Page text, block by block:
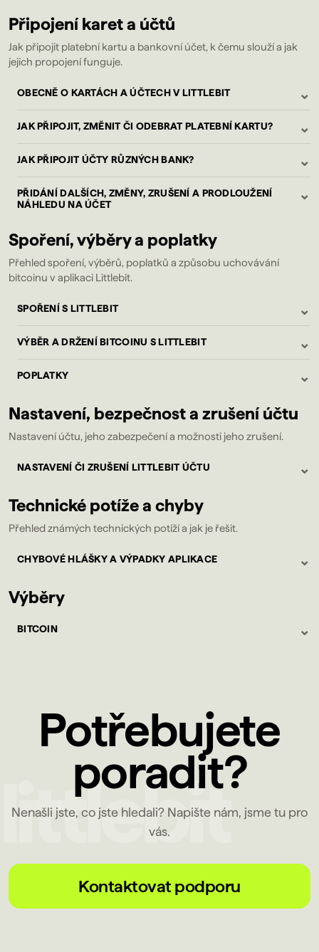
Připojení karet a účtů
Jak připojit platební kartu a bankovní účet, k čemu slouží a jak
jejich propojení funguje.
OBECNĚ O KARTÁCH A ÚČTECH V LITTLEBIT ⌄
JAK PŘIPOJIT, ZMĚNIT ČI ODEBRAT PLATEBNÍ KARTU? ⌄
JAK PŘIPOJIT ÚČTY RŮZNÝCH BANK? ⌄
PŘIDÁNÍ DALŠÍCH, ZMĚNY, ZRUŠENÍ A PRODLOUŽENÍ
NÁHLEDU NA ÚČET
⌄
Spoření, výběry a poplatky
Přehled spoření, výběrů, poplatků a způsobu uchovávání
bitcoinu v aplikaci Littlebit.
SPOŘENÍ S LITTLEBIT ⌄
VÝBĚR A DRŽENÍ BITCOINU S LITTLEBIT ⌄
POPLATKY ⌄
Nastavení, bezpečnost a zrušení účtu
Nastavení účtu, jeho zabezpečení a možnosti jeho zrušení.
NASTAVENÍ ČI ZRUŠENÍ LITTLEBIT ÚČTU ⌄
Technické potíže a chyby
Přehled známých technických potíží a jak je řešit.
CHYBOVÉ HLÁŠKY A VÝPADKY APLIKACE ⌄
Výběry
BITCOIN ⌄
Potřebujete
poradit?
Nenašli jste, co jste hledali? Napište nám, jsme tu pro
vás.
Kontaktovat podporu